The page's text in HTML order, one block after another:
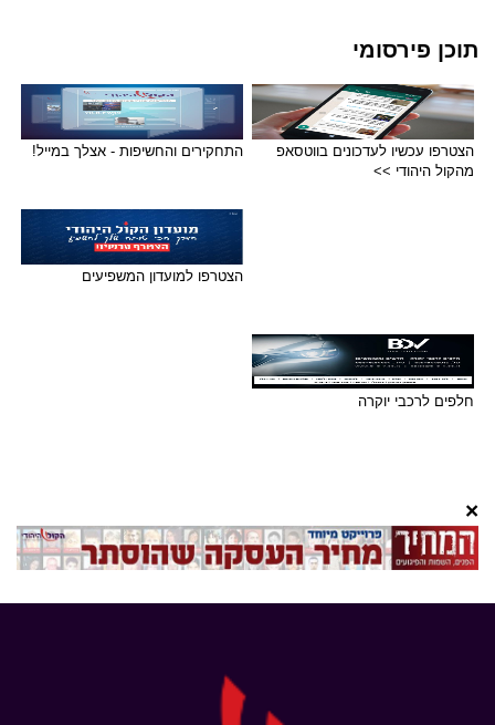
תוכן פירסומי
הצטרפו עכשיו לעדכונים בווטסאפ
מהקול היהודי >>
התחקירים והחשיפות - אצלך במייל!
הצטרפו למועדון המשפיעים
חלפים לרכבי יוקרה
×